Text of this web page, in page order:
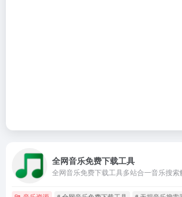
全网音乐免费下载工具